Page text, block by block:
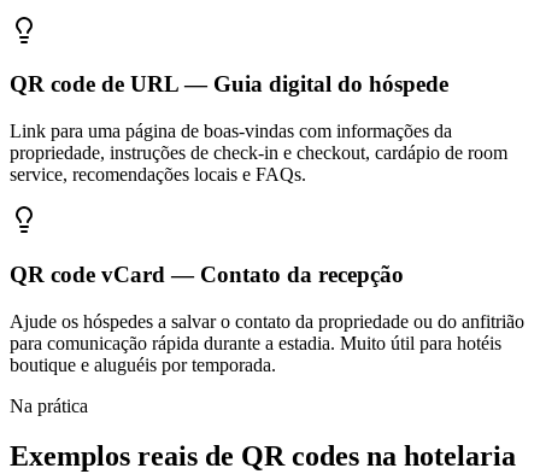
QR code de URL — Guia digital do hóspede
Link para uma página de boas-vindas com informações da
propriedade, instruções de check-in e checkout, cardápio de room
service, recomendações locais e FAQs.
QR code vCard — Contato da recepção
Ajude os hóspedes a salvar o contato da propriedade ou do anfitrião
para comunicação rápida durante a estadia. Muito útil para hotéis
boutique e aluguéis por temporada.
Na prática
Exemplos reais de QR codes na hotelaria